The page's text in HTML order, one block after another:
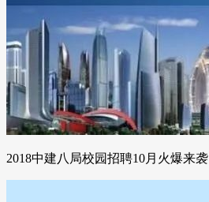
2018中建八局校园招聘10月火爆来袭